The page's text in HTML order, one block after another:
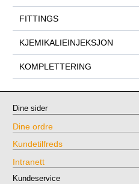
FITTINGS
KJEMIKALIEINJEKSJON
KOMPLETTERING
Dine sider
Dine ordre
Kundetilfreds
Intranett
Kundeservice